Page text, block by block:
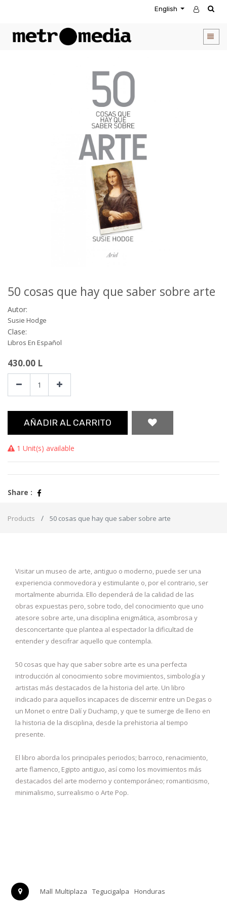
English
50 cosas que hay que saber sobre arte
Autor:
Susie Hodge
Clase:
Libros En Español
430.00 L
AÑADIR AL CARRITO
1 Unit(s) available
Share :
Products 50 cosas que hay que saber sobre arte
Visitar un museo de arte, antiguo o moderno, puede ser una
experiencia conmovedora y estimulante o, por el contrario, ser
mortalmente aburrida. Ello dependerá de la calidad de las
obras expuestas pero, sobre todo, del conocimiento que uno
atesore sobre arte, una disciplina enigmática, asombrosa y
desconcertante que plantea al espectador la dificultad de
entender y descifrar aquello que contempla.
50 cosas que hay que saber sobre arte es una perfecta
introducción al conocimiento sobre movimientos, simbología y
artistas más destacados de la historia del arte. Un libro
indicado para aquellos incapaces de discernir entre un Degas o
un Monet o entre Dalí y Duchamp, y que te sumerge de lleno en
la historia de la disciplina, desde la prehistoria al tiempo
presente.
El libro aborda los principales periodos; barroco, renacimiento,
arte flamenco, Egipto antiguo, así como los movimientos más
destacados del arte moderno y contemporáneo; romanticismo,
minimalismo, surrealismo o Arte Pop.
Mall Multiplaza Tegucigalpa Honduras